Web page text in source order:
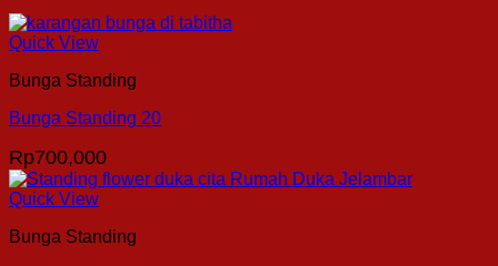
Quick View
Bunga Standing
Bunga Standing 20
Rp700,000
Quick View
Bunga Standing